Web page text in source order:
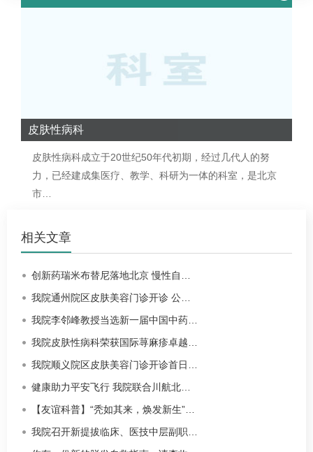
皮肤性病科
皮肤性病科成立于20世纪50年代初期，经过几代人的努
力，已经建成集医疗、教学、科研为一体的科室，是北京
市…
相关文章
创新药瑞米布替尼落地北京 慢性自…
我院通州院区皮肤美容门诊开诊 公…
我院李邻峰教授当选新一届中国中药…
我院皮肤性病科荣获国际荨麻疹卓越…
我院顺义院区皮肤美容门诊开诊首日…
健康助力平安飞行 我院联合川航北…
【友谊科普】“秃如其来，焕发新生”…
我院召开新提拔临床、医技中层副职…